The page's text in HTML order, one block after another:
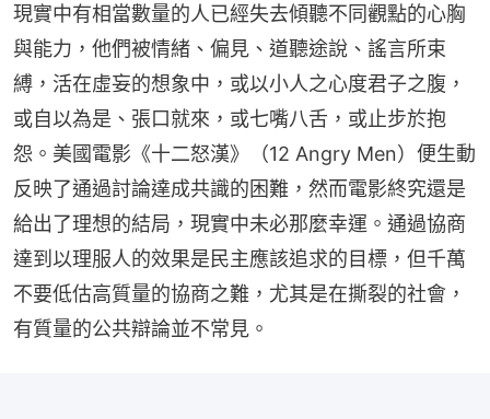
現實中有相當數量的人已經失去傾聽不同觀點的心胸
與能力，他們被情緒、偏見、道聽途說、謠言所束
縛，活在虛妄的想象中，或以小人之心度君子之腹，
或自以為是、張口就來，或七嘴八舌，或止步於抱
怨。美國電影《十二怒漢》（12 Angry Men）便生動
反映了通過討論達成共識的困難，然而電影終究還是
給出了理想的結局，現實中未必那麼幸運。通過協商
達到以理服人的效果是民主應該追求的目標，但千萬
不要低估高質量的協商之難，尤其是在撕裂的社會，
有質量的公共辯論並不常見。